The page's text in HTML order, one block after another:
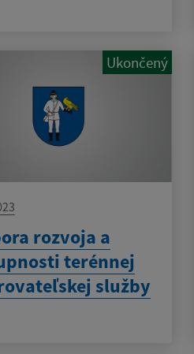
Ukončený
rozvoja a
terénnej
služby